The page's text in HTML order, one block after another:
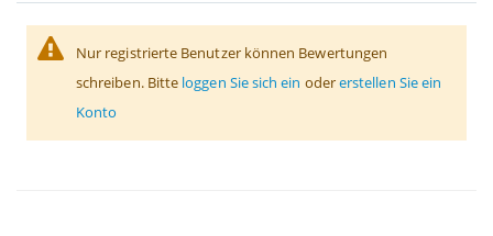
Nur registrierte Benutzer können Bewertungen
schreiben. Bitte loggen Sie sich ein odererstellen Sie ein
Konto